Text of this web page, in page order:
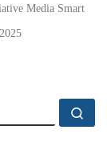
Media Smart